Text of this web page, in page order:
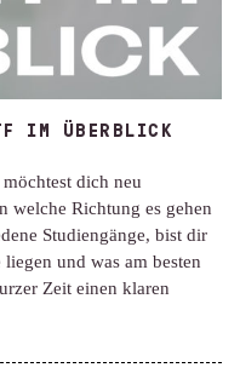
IM ÜBERBLICK
dich neu
welche Richtung es gehen
Studiengänge, bist dir
und was am besten
Zeit einen klaren